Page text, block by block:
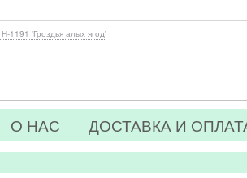
1191 'Гроздья алых ягод'
О НАС ДОСТАВКА И